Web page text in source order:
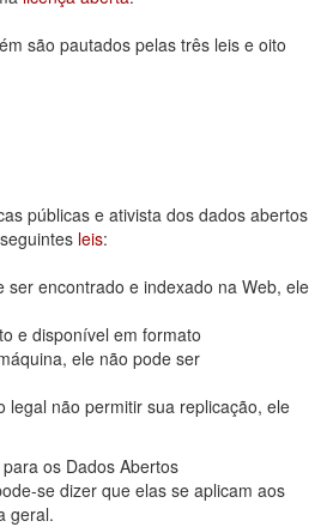
são pautados pelas três leis e oito
públicas e ativista dos dados abertos
leis:
ser encontrado e indexado na Web, ele
e disponível em formato
ele não pode ser
legal não permitir sua replicação, ele
os Dados Abertos
se dizer que elas se aplicam aos
geral.